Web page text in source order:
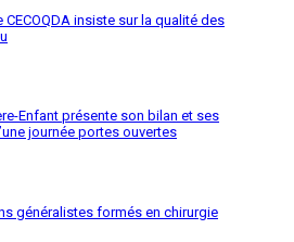
CECOQDA insiste sur la qualité des
Enfant présente son bilan et ses
journée portes ouvertes
généralistes formés en chirurgie